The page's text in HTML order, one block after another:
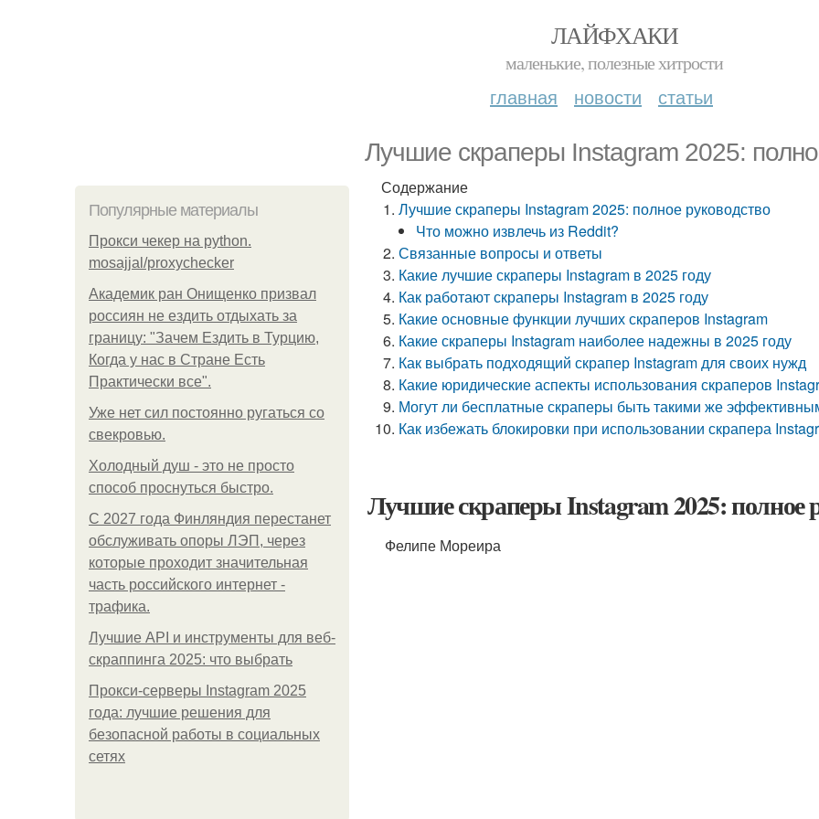
ЛАЙФХАКИ
маленькие, полезные хитрости
главная новости статьи
Лучшие скраперы Instagram 2025:
Популярные материалы
Прокси чекер на python.
mosajjal/proxychecker
Академик ран Онищенко призвал
россиян не ездить отдыхать за
границу: "Зачем Ездить в Турцию,
Когда у нас в Стране Есть
Практически все".
Уже нет сил постоянно ругаться со
свекровью.
Холодный душ - это не просто
способ проснуться быстро.
С 2027 года Финляндия перестанет
обслуживать опоры ЛЭП, через
которые проходит значительная
часть российского интернет -
трафика.
Лучшие API и инструменты для веб-
скраппинга 2025: что выбрать
Прокси-серверы Instagram 2025
года: лучшие решения для
безопасной работы в социальных
сетях
Содержание
Лучшие скраперы Instagram 2025: полное руководство
Что можно извлечь из Reddit?
Связанные вопросы и ответы
Какие лучшие скраперы Instagram в 2025 году
Как работают скраперы Instagram в 2025 году
Какие основные функции лучших скраперов Instagram
Какие скраперы Instagram наиболее надежны в 2025 году
Как выбрать подходящий скрапер Instagram для своих нужд
Какие юридические аспекты использования скраперов
Могут ли бесплатные скраперы быть такими же
Как избежать блокировки при использовании скрапера
Лучшие скраперы Instagram 2025: полное
Фелипе Мореира